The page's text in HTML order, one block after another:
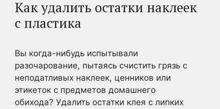
Как удалить остатки наклеек
с пластика
Вы когда-нибудь испытывали
разочарование, пытаясь счистить грязь с
неподатливых наклеек, ценников или
этикеток с предметов домашнего
обихода? Удалить остатки клея с липких